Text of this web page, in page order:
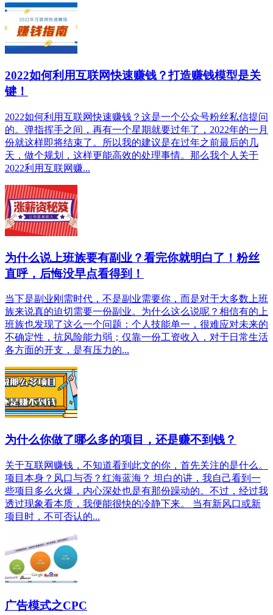
2022如何利用互联网快速赚钱？打造赚钱模型是关
键！
2022如何利用互联网快速赚钱？这是一个公众号粉丝私信提问
的。弹指挥手之间，再有一个星期就要过年了，2022年的一月
份就这样即将结束了。所以我的建议是在过年之前最后的几
天，做个规划，这样更能高效的处理事情。那么我个人关于
2022利用互联网赚...
为什么说上班族要有副业？看完你就明白了！粉丝
直呼，后悔没早点看得到！
当下是副业刚需时代，不是副业需要你，而是对于大多数上班
族来说真的迫切需要一份副业。为什么这么说呢？相信有的上
班族也发现了这么一个问题：个人技能单一，很难应对未来的
不确定性，抗风险能力弱；仅靠一份工资收入，对于日常生活
各方面的开支，是有压力的...
为什么你做了哪么多的项目，还是赚不到钱？
关于互联网赚钱，不知道看到此文的你，首先关注的是什么。
项目本身？风口与否？红海蓝海？ 坦白的讲，我自己看到一
些项目多么火爆，内心深处也是有那份躁动的。不过，经过我
透过现象看本质，我便能很快的冷静下来。 当有新风口或新
项目时，不可否认的...
广告模式之CPC